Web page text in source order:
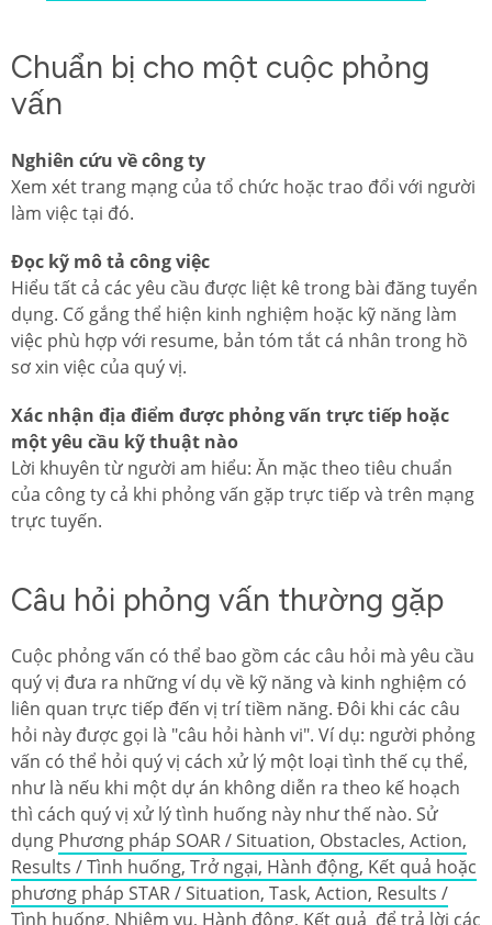
Chuẩn bị cho một cuộc phỏng
vấn
Nghiên cứu về công ty
Xem xét trang mạng của tổ chức hoặc trao đổi với người
làm việc tại đó.
Đọc kỹ mô tả công việc
Hiểu tất cả các yêu cầu được liệt kê trong bài đăng tuyển
dụng. Cố gắng thể hiện kinh nghiệm hoặc kỹ năng làm
việc phù hợp với resume, bản tóm tắt cá nhân trong hồ
sơ xin việc của quý vị.
Xác nhận địa điểm được phỏng vấn trực tiếp hoặc
một yêu cầu kỹ thuật nào
Lời khuyên từ người am hiểu: Ăn mặc theo tiêu chuẩn
của công ty cả khi phỏng vấn gặp trực tiếp và trên mạng
trực tuyến.
Câu hỏi phỏng vấn thường gặp
Cuộc phỏng vấn có thể bao gồm các câu hỏi mà yêu cầu
quý vị đưa ra những ví dụ về kỹ năng và kinh nghiệm có
liên quan trực tiếp đến vị trí tiềm năng. Đôi khi các câu
hỏi này được gọi là "câu hỏi hành vi". Ví dụ: người phỏng
vấn có thể hỏi quý vị cách xử lý một loại tình thế cụ thể,
như là nếu khi một dự án không diễn ra theo kế hoạch
thì cách quý vị xử lý tình huống này như thế nào. Sử
dụng Phương pháp SOAR / Situation, Obstacles, Action,
Results / Tình huống, Trở ngại, Hành động, Kết quả hoặc
phương pháp STAR / Situation, Task, Action, Results /
Tình huống, Nhiệm vụ, Hành động, Kết quả để trả lời các